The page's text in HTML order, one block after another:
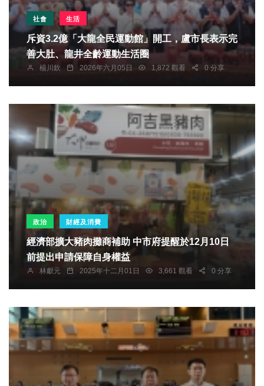
社會 生活
斥資3.2億「大龍全民運動館」開工，盧市長表示完
善大肚、龍井全齡運動生活圈
楊川欽 2026年六月05日 1,872 觀看 0 分享
政治 財經及消費
經濟部擴大豬肉攤商補助 中市府提醒於12月10日
前提出申請保障自身權益
林獻元 2025年十二月01日 3,661 觀看 0 分享